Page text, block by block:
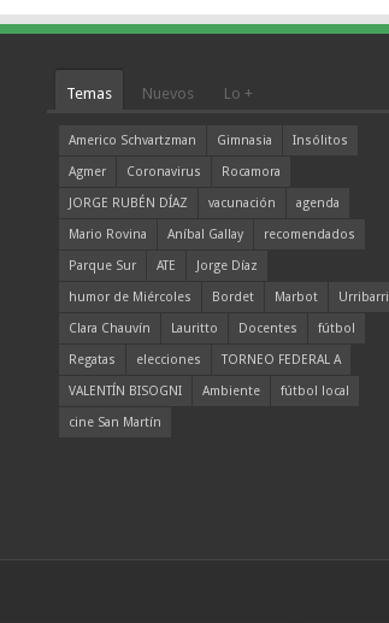
Temas Nuevos Lo +
Americo Schvartzman Gimnasia
Insólitos
Agmer
Coronavirus
Rocamora
JORGE RUBÉN DÍAZ
vacunación
agenda
Mario Rovina
Aníbal Gallay
recomendados
Parque Sur
ATE
Jorge Díaz
humor de Miércoles
Bordet Marbot
Urribarri
Clara Chauvín
Lauritto Docentes
fútbol
Regatas
elecciones
TORNEO FEDERAL A
VALENTÍN BISOGNI
Ambiente
fútbol local
cine San Martín